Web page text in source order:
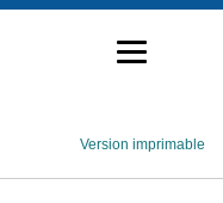
Version imprimable